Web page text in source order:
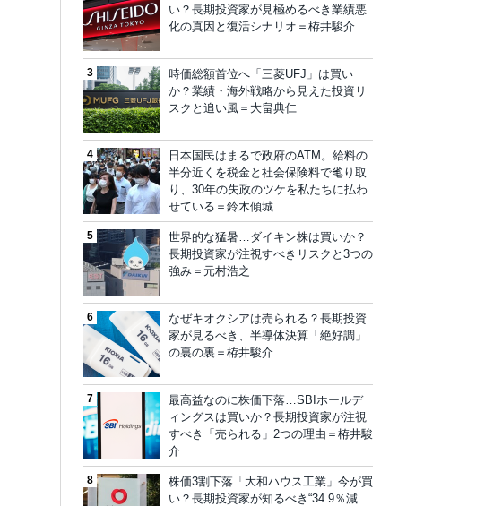
い？長期投資家が見極めるべき業績悪
化の真因と復活シナリオ＝栫井駿介
時価総額首位へ「三菱UFJ」は買い
か？業績・海外戦略から見えた投資リ
スクと追い風＝大畠典仁
日本国民はまるで政府のATM。給料の
半分近くを税金と社会保険料で毟り取
り、30年の失政のツケを私たちに払わ
せている＝鈴木傾城
世界的な猛暑…ダイキン株は買いか？
長期投資家が注視すべきリスクと3つの
強み＝元村浩之
なぜキオクシアは売られる？長期投資
家が見るべき、半導体決算「絶好調」
の裏の裏＝栫井駿介
最高益なのに株価下落…SBIホールデ
ィングスは買いか？長期投資家が注視
すべき「売られる」2つの理由＝栫井駿
介
株価3割下落「大和ハウス工業」今が買
い？長期投資家が知るべき“34.9％減